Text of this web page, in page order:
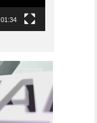
01:34